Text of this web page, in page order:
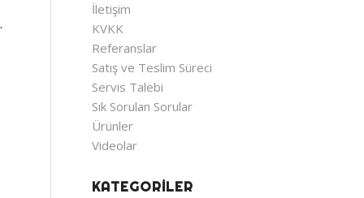
İletişim
KVKK
Referanslar
Satış ve Teslim Süreci
Servis Talebi
Sık Sorulan Sorular
Ürünler
Videolar
KATEGORILER